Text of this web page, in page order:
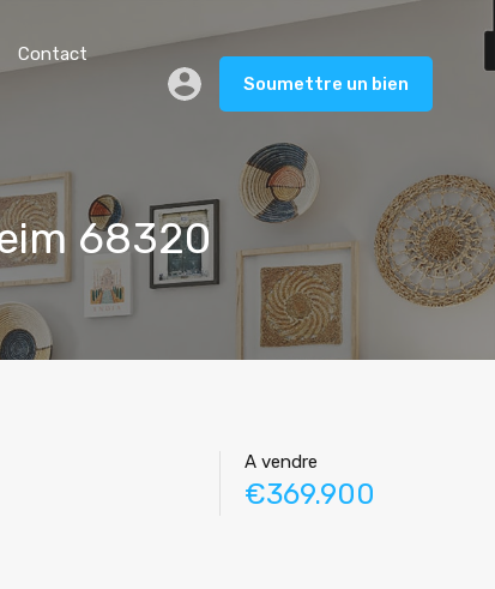
Contact
Soumettre un bien
68320
A vendre
€369.900